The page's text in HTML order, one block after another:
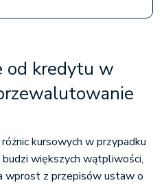
od kredytu w
kursowych w przypadku
większych wątpliwości,
wprost z przepisów ustaw o